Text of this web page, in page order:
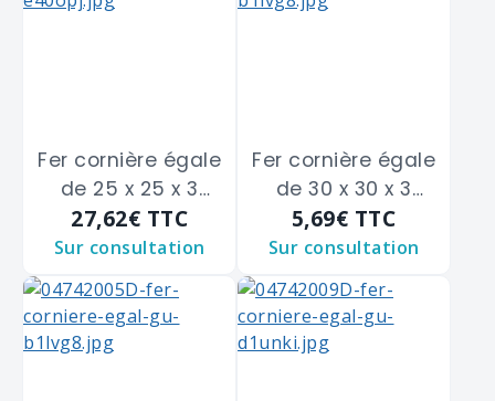
Fer cornière égale
de 25 x 25 x 3
m/m
27,62€ TTC
Sur consultation
Fer cornière égale
de 30 x 30 x 3
m/m
5,69€ TTC
Sur consultation